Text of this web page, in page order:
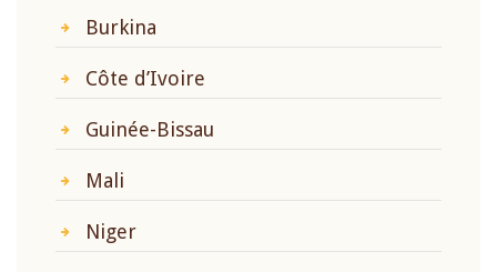
Burkina
Côte d’Ivoire
Guinée-Bissau
Mali
Niger